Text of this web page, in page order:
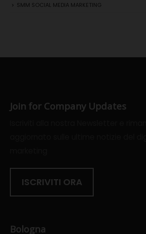
SMM SOCIAL MEDIA MARKETING
Join for Company Updates
ISCRIVITI ORA
Bologna